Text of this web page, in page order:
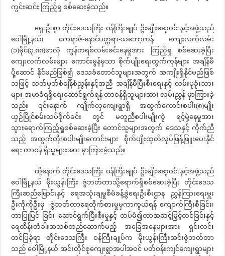
ကွင်းဆင်း ကြည့်ရှု စစ်ဆေးခဲ့သည်။
ရှေးဦးစွာ တိုင်းဒေသကြီး ဝန်ကြီးချုပ် ဦးမျိုးဆွေဝင်းနှင့်အဖွဲ့သည်
ဝေါမြို့နယ်၊ ဧကရာဇ်-နောင်ပတ္တရာ-သဘော့ကန် ကျေးလက်လမ်း
(၁)မိုင်(၃.၈၈)ဖာလုံ ကွန်ကရစ်လမ်းခင်းနေမှုအား ကြည့်ရှု စစ်ဆေးခဲ့ပြီး
ကျေးလက်လမ်းများ ကောင်းမွန်မှသာ စိုက်ပျိုးရေးထွက်ကုန်များ အချိန်မီ
ပို့ဆောင် နိုင်မည်ဖြစ်၍ ဒေသခံတောင်သူများအတွက် အကျိုးရှိနိုင်မည်ဖြစ်
သဖြင့် သတ်မှတ်စံချိန်စံညွှန်းနှင့်အညီ အချိန်မီပြီးစီးရေးနှင့် လမ်းပုခုံးသား
များ အမာခံရရှိရေးဆောင်ရွက်ရန် တာဝန်ရှိသူများအား လမ်းညွှန် မှာကြားခဲ့
သည်။ ၎င်းနောက် ကျိုက်လှကျေးရွာရှိ အထွက်ကောင်းစပါး(၈)မျိုး
ယှဉ်ပြိုင်စမ်းသပ်စိုက်ခင်း တွင် မတူညီစပါးမျိုးကွဲ ရင့်မှဲ့နေမှုအား
သွားရောက်ကြည့်ရှုစစ်ဆေးခဲ့ပြီး တောင်သူများအတွက် ဒေသနှင့် ကိုက်ညီ
သည့် အထွက်တိုးစပါးမျိုးကောင်းများ စိုက်ပျိုးထုတ်လုပ်ဖြန့်ဖြူးပေးနိုင်
ရေး တာဝန် ရှိသူများအား မှာကြားခဲ့သည်။
ထို့နောက် တိုင်းဒေသကြီး ဝန်ကြီးချုပ် ဦးမျိုးဆွေဝင်းနှင့်အဖွဲ့သည်
ဝေါမြို့နယ် မိုးယွန်းကြီး ဇွဲဘတ်တာသို့ရောက်ရှိစစ်ဆေးခဲ့ပြီး တိုင်းဒေသ
ကြီးဆည်မြောင်းနှင့် ရေအသုံးချမှုစီမံခန့်ခွဲရေးဦးစီးဌာန ညွှန်ကြားရေးမှူး
ဦးကိုကိုဦးမှ ဇွဲဘတ်တာရေတိုက်စားမှုမှကာကွယ်ရန် ကျောက်ကြီးစီခြင်း၊
တာပြုပြင် ခြင်း ဆောင်ရွက်ပြီးစီးမှုနှင့် ထပ်မံ၍တာအဆင့်မြှင့်တင်ခြင်းနှင့်
ရေထိန်းတံခါးအသစ်တည်ဆောက်မည့် အခြေအနေများအား ရှင်းလင်း
တင်ပြခဲ့ရာ တိုင်းဒေသကြီး ဝန်ကြီးချုပ်က မိုးယွန်းကြီးအင်းဇွဲဘတ်တာ
သည် ဝေါမြို့နယ် အင်းတိုင်စုကျေးရွာအပါအဝင် ပတ်ဝန်းကျင်ကျေးရွာများ